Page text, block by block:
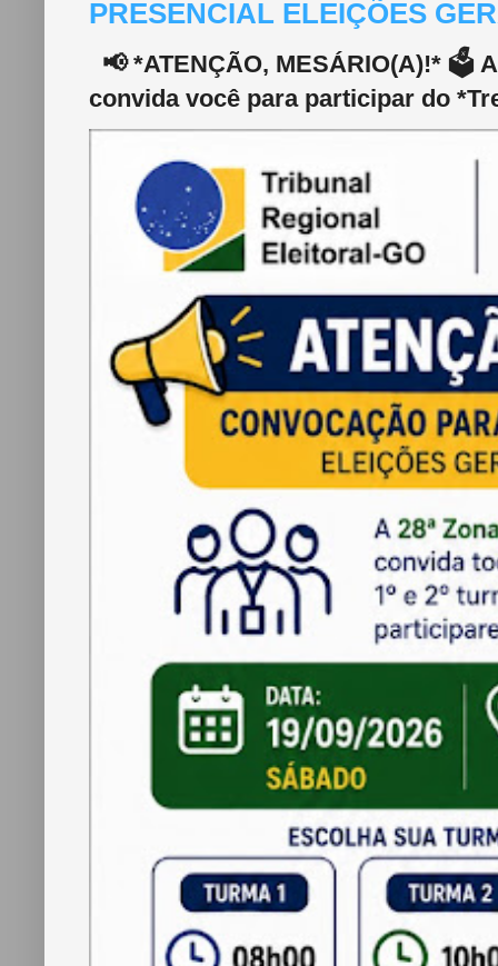
PRESENCIAL ELEIÇÕES
📢 *ATENÇÃO, MESÁRIO(A)!* 🗳️
convida você para participar do